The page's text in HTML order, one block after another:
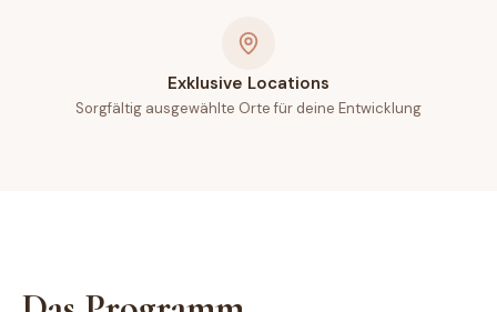
Exklusive Locations
Sorgfältig ausgewählte Orte für deine Entwicklung